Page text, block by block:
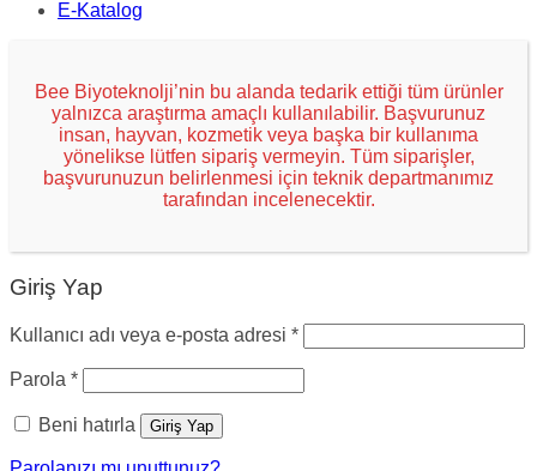
E-Katalog
Bee Biyoteknolji’nin bu alanda tedarik ettiği tüm ürünler
yalnızca araştırma amaçlı kullanılabilir. Başvurunuz
insan, hayvan, kozmetik veya başka bir kullanıma
yönelikse lütfen sipariş vermeyin. Tüm siparişler,
başvurunuzun belirlenmesi için teknik departmanımız
tarafından incelenecektir.
Giriş Yap
Kullanıcı adı veya e-posta adresi *
Parola *
Beni hatırla Giriş Yap